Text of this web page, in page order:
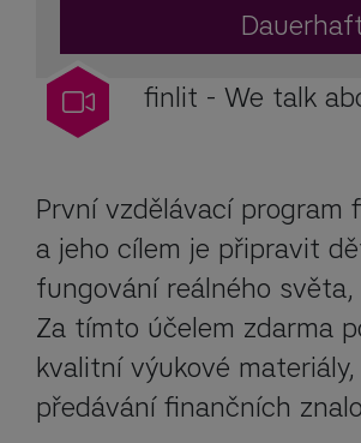
finlit - We talk
První vzdělávací program
a jeho cílem je připravit
fungování reálného
Za tímto účelem zdarma
kvalitní výukové
předávání finančních